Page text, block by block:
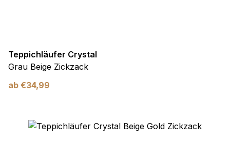
Teppichläufer Crystal
Grau Beige Zickzack
ab €34,99